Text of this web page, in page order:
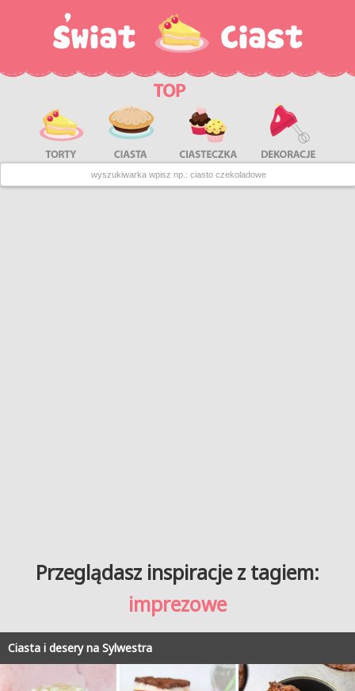
Przeglądasz inspiracje z tagiem:
imprezowe
Ciasta i desery na Sylwestra